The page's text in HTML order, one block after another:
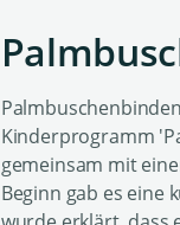
Kinderprogramm
gemeinsam mit
Beginn gab es eine